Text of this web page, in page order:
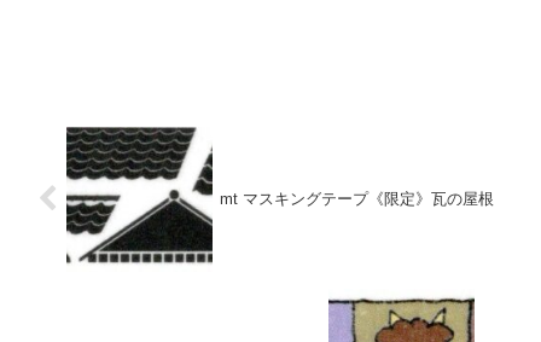
mt マスキングテープ《限定》瓦の屋根